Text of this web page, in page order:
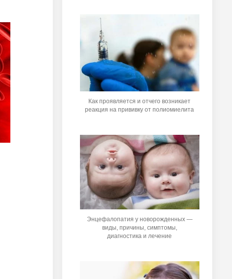
Как проявляется и отчего возникает
реакция на прививку от полиомиелита
Энцефалопатия у новорожденных —
виды, причины, симптомы,
диагностика и лечение